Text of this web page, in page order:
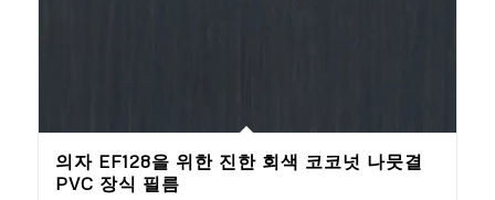
의자 EF128을 위한 진한 회색 코코넛 나뭇결
PVC 장식 필름